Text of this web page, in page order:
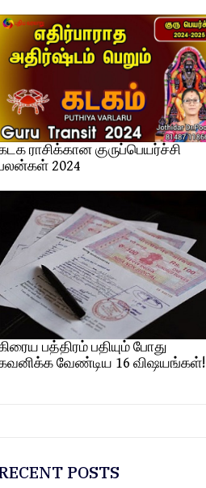
ராசிக்கான குருப்பெயர்ச்சி
2024
பத்திரம் பதியும் போது
வேண்டிய 16 விஷயங்கள்!
POSTS